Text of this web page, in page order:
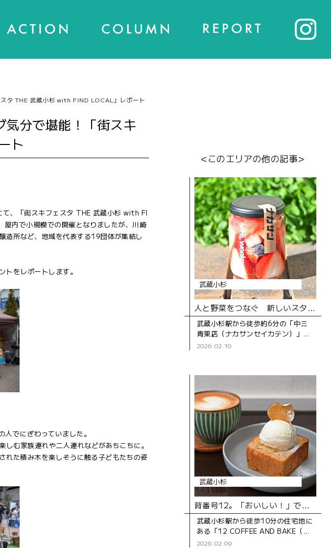
タ THE 武蔵小杉 with FIND LOCAL」レポート
分で堪能！「街スキ
ト
、「街スキフェスタ THE 武蔵小杉 with FI
内で小規模での開催となりましたが、川崎
造所など、地域を代表する19団体が集結し
をレポートします。
でにぎわっていました。
む家族連れや二人連れなどがあちこちに。
れた積み木を楽しそうに触る子どもたちの姿
<このエリアの他の記事>
武蔵小杉
人と野菜をつなぐ 新しいスタイルの八百屋さん
武蔵小杉駅から徒歩約6分の「中三
青果店（ナカサンセイカテン）」
は、スタイリッシュな外観が印象的
2026.02.10
武蔵小杉
背番号12。「おいしい！」で地元をサポートするカフェ
武蔵小杉駅から徒歩10分の住宅地に
ある「12 COFFEE AND BAKE（ジ
ュウニ コーヒー アンド ベイ
2026.02.09